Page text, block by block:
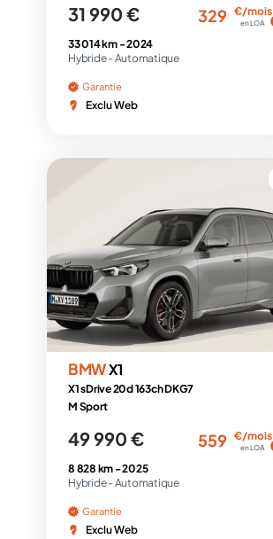
31 990 € 329 €/mois
en LOA
33 014 km -2024
Hybride - Automatique
Garantie
Exclu Web
BMWX1
X1 sDrive 20d 163ch DKG7
M Sport
49 990 € 559 €/mois
en LOA
8 828 km -2025
Hybride - Automatique
Garantie
Exclu Web